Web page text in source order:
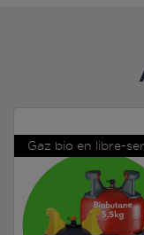
Gaz bio en libre-